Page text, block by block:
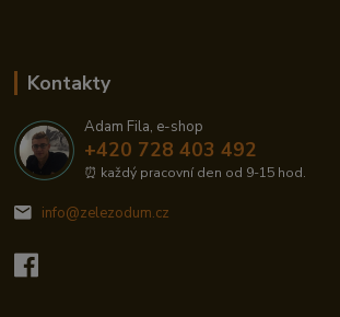
Kontakty
Adam Fila, e-shop
+420 728 403 492
⏰ každý pracovní den od 9-15 hod.
info@zelezodum.cz